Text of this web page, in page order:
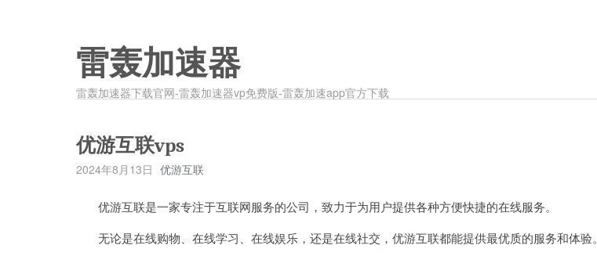
雷轰加速器
雷轰加速器下载官网-雷轰加速器vp免费版-雷轰加速app官方下载
优游互联vps
2024年8月13日 优游互联
优游互联是一家专注于互联网服务的公司，致力于为用户提供各种方便快捷的在线服务。
无论是在线购物、在线学习、在线娱乐，还是在线社交，优游互联都能提供最优质的服务和体验。